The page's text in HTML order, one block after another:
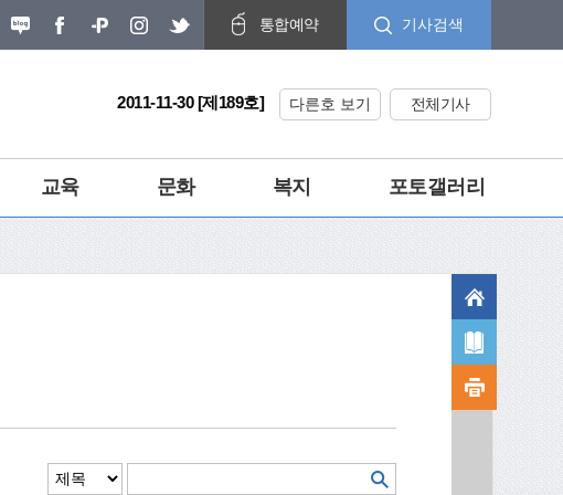
통합예약 기사검색
2011-11-30 [제189호] 다른호 보기 전체기사
교육 문화 복지 포토갤러리